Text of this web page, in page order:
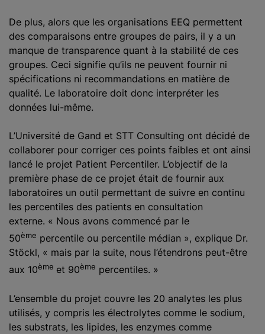
De plus, alors que les organisations EEQ permettent
des comparaisons entre groupes de pairs, il y a un
manque de transparence quant à la stabilité de ces
groupes. Ceci signifie qu’ils ne peuvent fournir ni
spécifications ni recommandations en matière de
qualité. Le laboratoire doit donc interpréter les
données lui-même.
L’Université de Gand et STT Consulting ont décidé de
collaborer pour corriger ces points faibles et ont ainsi
lancé le projet Patient Percentiler. L’objectif de la
première phase de ce projet était de fournir aux
laboratoires un outil permettant de suivre en continu
les percentiles des patients en consultation
externe. « Nous avons commencé par le
50ème percentile ou percentile médian », explique Dr.
Stöckl, « mais par la suite, nous l’étendrons peut-être
aux 10ème et 90ème percentiles. »
L’ensemble du projet couvre les 20 analytes les plus
utilisés, y compris les électrolytes comme le sodium,
les substrats, les lipides, les enzymes comme